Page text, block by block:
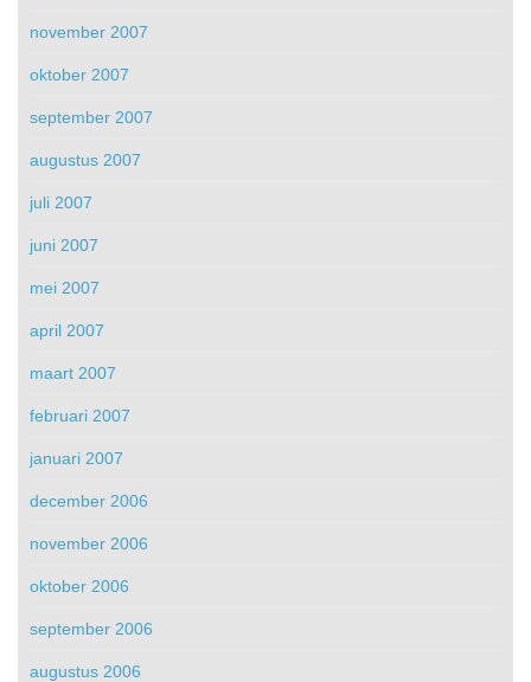
november 2007
oktober 2007
september 2007
augustus 2007
juli 2007
juni 2007
mei 2007
april 2007
maart 2007
februari 2007
januari 2007
december 2006
november 2006
oktober 2006
september 2006
augustus 2006